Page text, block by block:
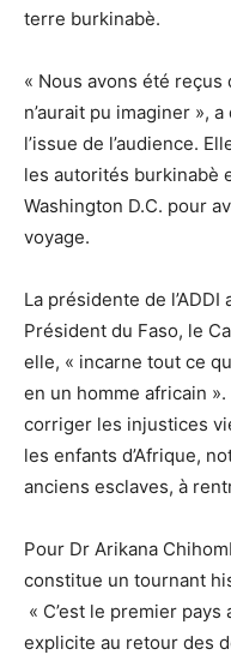
terre burkinabè.
‎« Nous avons été reçus
n’aurait pu imaginer »,
l’issue de l’audience.
les autorités burkinabè
Washington D.C. pour
voyage.
‎La présidente de
Président du Faso, le
elle, « incarne tout ce
en un homme africain
corriger les injustices
les enfants d’Afrique,
anciens esclaves, à
‎Pour Dr Arikana
constitue un tournant
« C’est le premier
explicite au retour des